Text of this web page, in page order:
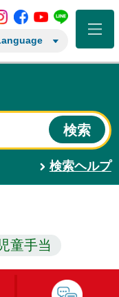
ページ
矢吹町 Instagram
矢吹町矢吹町矢吹町
検索ヘルプ
児童手当